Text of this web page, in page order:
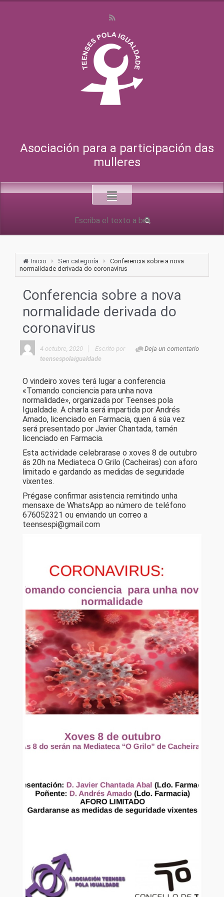
Asociación para a participación das
mulleres
Inicio Sen categoría
Conferencia sobre a nova
normalidade derivada do coronavirus
Conferencia sobre a nova
normalidade derivada do
coronavirus
4 octubre, 2020 Deja un comentario
Escrito por
teensespolaigualdade
O vindeiro xoves terá lugar a conferencia
«Tomando conciencia para unha nova
normalidade», organizada por Teenses pola
Igualdade. A charla será impartida por Andrés
Amado, licenciado en Farmacia, quen á súa vez
será presentado por Javier Chantada, tamén
licenciado en Farmacia.
Esta actividade celebrarase o xoves 8 de outubro
ás 20h na Mediateca O Grilo (Cacheiras) con aforo
limitado e gardando as medidas de seguridade
vixentes.
Prégase confirmar asistencia remitindo unha
mensaxe de WhatsApp ao número de teléfono
676052321 ou enviando un correo a
teensespi@gmail.com